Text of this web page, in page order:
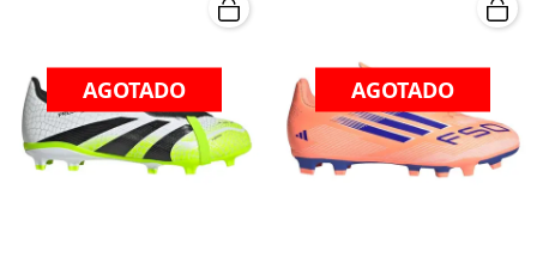
AGOTADO AGOTADO